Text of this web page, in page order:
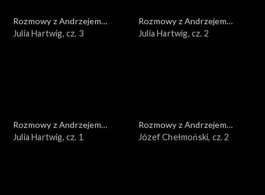
Rozmowy z Andrzejem
Doboszem
Julia Hartwig, cz. 3
Rozmowy z Andrzejem
Doboszem
Julia Hartwig, cz. 2
Rozmowy z Andrzejem
Doboszem
Julia Hartwig, cz. 1
Rozmowy z Andrzejem
Doboszem
Józef Chełmoński, cz. 2